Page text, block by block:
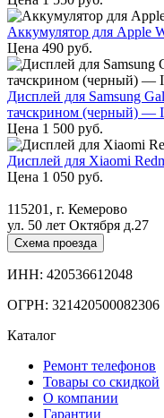
Аккумулятор для Apple
Цена 490 руб.
Дисплей для Samsung
тачскрином (черный) —
Цена 1 500 руб.
Дисплей для Xiaomi
Цена 1 050 руб.
115201, г. Кемерово
ул. 50 лет Октября д.27
Схема проезда
ИНН: 420536612048
ОГРН: 321420500082306
Каталог
Ремонт телефонов
Товары со скидкой
О компании
Гарантии